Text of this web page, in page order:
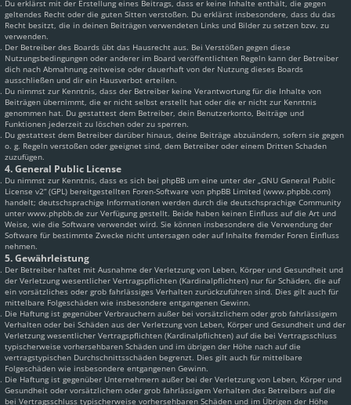
Du erklärst mit der Erstellung eines Beitrags, dass er keine Inhalte enthält, die gegen
geltendes Recht oder die guten Sitten verstoßen. Du erklärst insbesondere, dass du das
Recht besitzt, die in deinen Beiträgen verwendeten Links und Bilder zu setzen bzw. zu
verwenden.
Der Betreiber des Boards übt das Hausrecht aus. Bei Verstößen gegen diese
Nutzungsbedingungen oder anderer im Board veröffentlichten Regeln kann der Betreiber
dich nach Abmahnung zeitweise oder dauerhaft von der Nutzung dieses Boards
ausschließen und dir ein Hausverbot erteilen.
Du nimmst zur Kenntnis, dass der Betreiber keine Verantwortung für die Inhalte von
Beiträgen übernimmt, die er nicht selbst erstellt hat oder die er nicht zur Kenntnis
genommen hat. Du gestattest dem Betreiber, dein Benutzerkonto, Beiträge und
Funktionen jederzeit zu löschen oder zu sperren.
Du gestattest dem Betreiber darüber hinaus, deine Beiträge abzuändern, sofern sie gegen
o. g. Regeln verstoßen oder geeignet sind, dem Betreiber oder einem Dritten Schaden
zuzufügen.
4. General Public License
Du nimmst zur Kenntnis, dass es sich bei phpBB um eine unter der „GNU General Public
License v2“ (GPL) bereitgestellten Foren-Software von phpBB Limited (www.phpbb.com)
handelt; deutschsprachige Informationen werden durch die deutschsprachige Community
unter www.phpbb.de zur Verfügung gestellt. Beide haben keinen Einfluss auf die Art und
Weise, wie die Software verwendet wird. Sie können insbesondere die Verwendung der
Software für bestimmte Zwecke nicht untersagen oder auf Inhalte fremder Foren Einfluss
nehmen.
5. Gewährleistung
Der Betreiber haftet mit Ausnahme der Verletzung von Leben, Körper und Gesundheit und
der Verletzung wesentlicher Vertragspflichten (Kardinalpflichten) nur für Schäden, die auf
ein vorsätzliches oder grob fahrlässiges Verhalten zurückzuführen sind. Dies gilt auch für
mittelbare Folgeschäden wie insbesondere entgangenen Gewinn.
Die Haftung ist gegenüber Verbrauchern außer bei vorsätzlichem oder grob fahrlässigem
Verhalten oder bei Schäden aus der Verletzung von Leben, Körper und Gesundheit und der
Verletzung wesentlicher Vertragspflichten (Kardinalpflichten) auf die bei Vertragsschluss
typischerweise vorhersehbaren Schäden und im übrigen der Höhe nach auf die
vertragstypischen Durchschnittsschäden begrenzt. Dies gilt auch für mittelbare
Folgeschäden wie insbesondere entgangenen Gewinn.
Die Haftung ist gegenüber Unternehmern außer bei der Verletzung von Leben, Körper und
Gesundheit oder vorsätzlichem oder grob fahrlässigem Verhalten des Betreibers auf die
bei Vertragsschluss typischerweise vorhersehbaren Schäden und im Übrigen der Höhe